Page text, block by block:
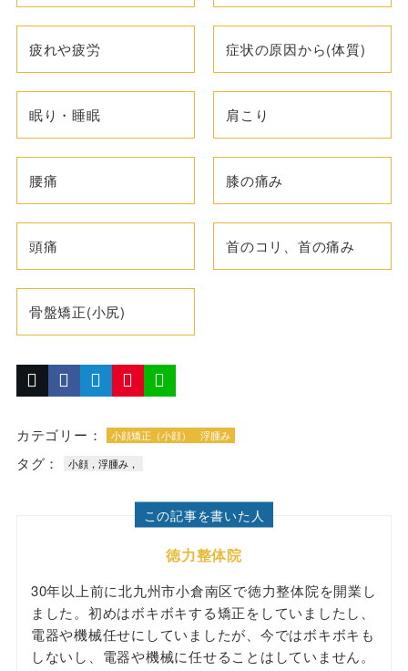
疲れや疲労 症状の原因から(体質)
眠り・睡眠 肩こり
腰痛 膝の痛み
頭痛 首のコリ、首の痛み
骨盤矯正(小尻)
カテゴリー： 小顔矯正（小顔） 浮腫み
タグ： 小顔，浮腫み，
この記事を書いた人
徳力整体院
30年以上前に北九州市小倉南区で徳力整体院を開業し
ました。初めはボキボキする矯正をしていましたし、
電器や機械任せにしていましたが、今ではボキボキも
しないし、電器や機械に任せることはしていません。